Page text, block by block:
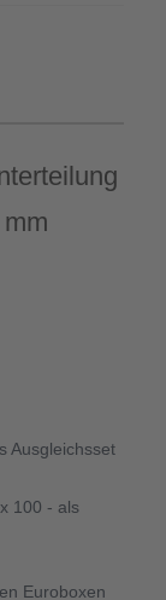
Ausgleichsset
100 - als
Euroboxen